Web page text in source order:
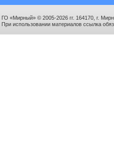
ГО «Мирный» © 2005-2026 гг. 164170, г.
При использовании материалов ссылка